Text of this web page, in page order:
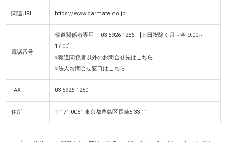
関連URL https://www.carmate.co.jp
電話番号
報道関係者専用 03-5926-1256 [土日祝除く月～金 9:00～
17:00]
※報道関係者以外のお問合せ先はこちら
※法人お問合せ窓口はこちら
FAX 03-5926-1250
住所 〒171-0051 東京都豊島区長崎5-33-11